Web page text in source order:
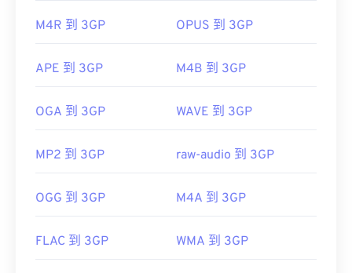
开发者： 第三代合作伙伴计划（3GPP）
有用的链接：
M4R 到 3GP OPUS 到 3GP
APE 到 3GP M4B 到 3GP
OGA 到 3GP WAVE 到 3GP
MP2 到 3GP raw-audio 到 3GP
OGG 到 3GP M4A 到 3GP
FLAC 到 3GP WMA 到 3GP